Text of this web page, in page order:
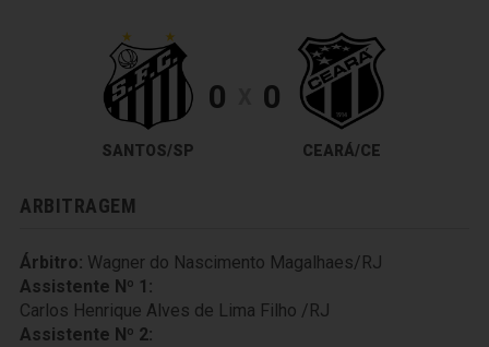
SANTOS/SP
0 0
CEARÁ/CE
ARBITRAGEM
Árbitro: Wagner do Nascimento Magalhaes/RJ
Assistente Nº 1:
Carlos Henrique Alves de Lima Filho /RJ
Assistente Nº 2: